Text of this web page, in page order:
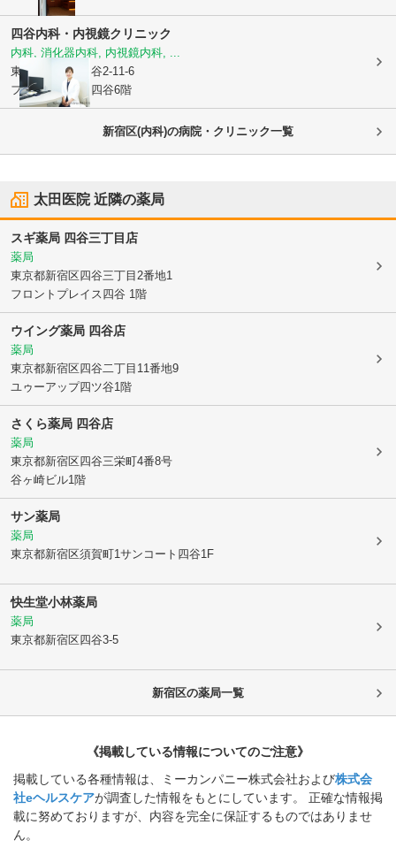
四谷内科・内視鏡クリニック
内科, 消化器内科, 内視鏡内科, ...
東京都新宿区
四谷2-11-6
フォーキャスト四谷6階
新宿区(内科)の病院・クリニック一覧
太田医院近隣の薬局
スギ薬局 四谷三丁目店
薬局
東京都新宿区四谷三丁目2番地1
フロントプレイス四谷 1階
ウイング薬局 四谷店
薬局
東京都新宿区四谷二丁目11番地9
ユゥーアップ四ツ谷1階
さくら薬局 四谷店
薬局
東京都新宿区四谷三栄町4番8号
谷ヶ崎ビル1階
サン薬局
薬局
東京都新宿区須賀町1サンコート四谷1F
快生堂小林薬局
薬局
東京都新宿区四谷3-5
新宿区の薬局一覧
《掲載している情報についてのご注意》
掲載している各種情報は、ミーカンパニー株式会社および株式会
社eヘルスケアが調査した情報をもとにしています。 正確な情報掲
載に努めておりますが、内容を完全に保証するものではありませ
ん。